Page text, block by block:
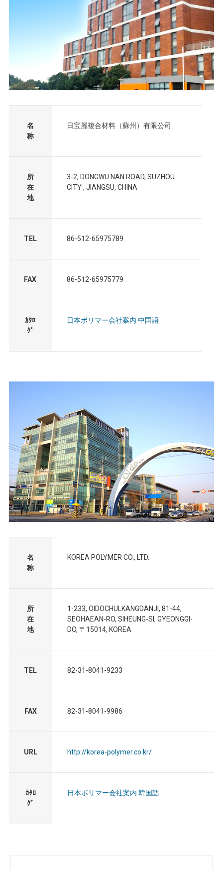
名
称
日宝麗複合材料（蘇州）有限公司
所
在
地
3-2, DONGWU NAN ROAD, SUZHOU
CITY , JIANGSU, CHINA
TEL 86-512-65975789
FAX 86-512-65975779
ｶﾀﾛ
ｸﾞ
日本ポリマー会社案内 中国語
名
称
KOREA POLYMER CO., LTD.
所
在
地
1-233, OIDOCHULKANGDANJI, 81-44,
SEOHAEAN-RO, SIHEUNG-SI, GYEONGGI-
DO, 〒15014, KOREA
TEL 82-31-8041-9233
FAX 82-31-8041-9986
URL http://korea-polymer.co.kr/
ｶﾀﾛ
ｸﾞ
日本ポリマー会社案内 韓国語